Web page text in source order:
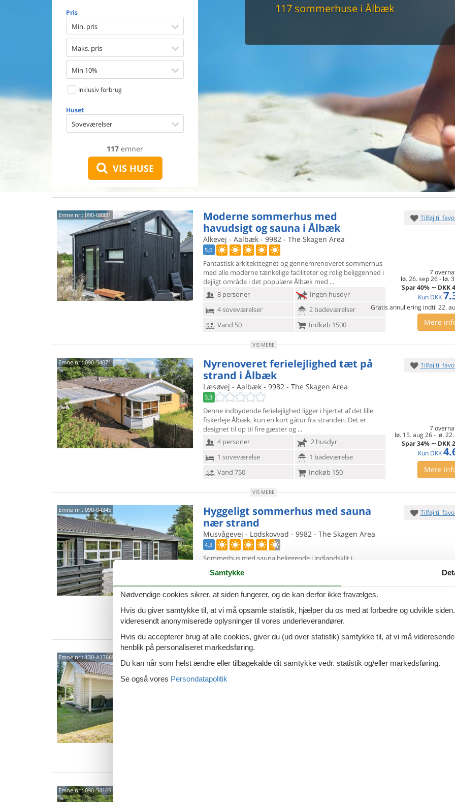
Pris
Min. pris
Maks. pris
Min 10%
Inklusiv forbrug
Huset
Soveværelser
117 emner
VIS HUSE
Aircondition
Ladestander til elbil
117 sommerhuse i Ålbæk
Emne nr.:090-68331
Moderne sommerhus med
havudsigt og sauna i Ålbæk
Alkevej - Aalbæk - 9982 - The Skagen Area
5,0
Fantastisk arkitekttegnet og gennemrenoveret sommerhus
med alle modernetænkelige faciliteter og rolig beliggenhed i
dejligt område i det populære Ålbæk med
8 personer
Ingen husdyr
4 soveværelser
2 badeværelser
Vand 50
Indkøb 1500
Tilføj til
7
lø. 26. sep 26- lø.
Spar 40% ∼ DKK
Kun DKK
Gratis annullering indtil 22.
Mere
VIS MERE
Emne nr.:090-54071
Nyrenoveret ferielejlighed tæt på
strand i Ålbæk
Læsøvej - Aalbæk - 9982 - The Skagen Area
3,3
Denne indbydende ferielejlighed ligger i hjertet af det lille
fiskerleje Ålbæk, kun en kort gåtur fra stranden. Det er
designet til op til fire gæster og
4 personer
2 husdyr
1 soveværelse
1 badeværelse
Vand 750
Indkøb 150
Tilføj til
7
lø. 15. aug 26- lø.
Spar 34% ∼ DKK
Kun DKK
Mere
VIS MERE
Emne nr.: 090-04345
Hyggeligt sommerhus med sauna
nær strand
Musvågevej - Lodskovvad - 9982 - The Skagen Area
4,3
Sommerhus med sauna beliggende i indlandsklit i
er enkelt, lyst og velindrettet med køkken-alrum/stue
8 personer
Ingen husdyr
4 soveværelser
Vand 2800
Indkøb 2800
Tilføj til
7
VIS MERE
Emne nr.: 130-A17669
Stilfuldt feriehus med have nær
Ålbæk strand
Musvågevej - 9982 - Aalbæk
Tilføj til
Emne nr.:090-54169
Samtykke
Nødvendige cookies sikrer, at siden fungerer, og de kan derfor ikke fravælges.
Hvis du giver samtykke til, at vi må opsamle statistik, hjælper du os med at forbedre og udvikle
videresendt anonymiserede oplysninger til vores underleverandører.
Hvis du accepterer brug af alle cookies, giver du (ud over statistik) samtykke til, at vi må
henblik på personaliseret markedsføring.
Du kan når som helst ændre eller tilbagekalde dit samtykke vedr. statistik og/eller markedsføring.
Se også vores Persondatapolitik